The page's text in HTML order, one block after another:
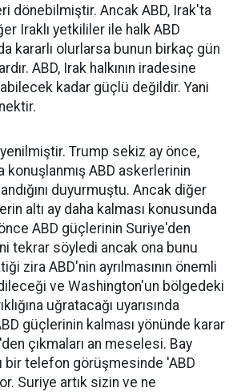
dönebilmiştir. Ancak ABD, Irak'ta
Iraklı yetkililer ile halk ABD
kararlı olurlarsa bunun birkaç gün
ABD, Irak halkının iradesine
kadar güçlü değildir. Yani
Trump sekiz ay önce,
konuşlanmış ABD askerlerinin
duyurmuştu. Ancak diğer
altı ay daha kalması konusunda
ABD güçlerinin Suriye'den
tekrar söyledi ancak ona bunu
zira ABD'nin ayrılmasının önemli
ve Washington'un bölgedeki
uğratacağı uyarısında
güçlerinin kalması yönünde karar
çıkmaları an meselesi. Bay
bir telefon görüşmesinde 'ABD
Suriye artık sizin ve ne